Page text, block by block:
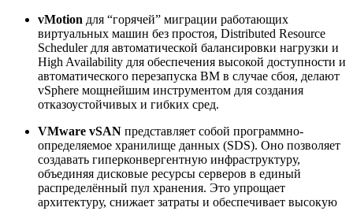
vMotion для “горячей” миграции работающих
виртуальных машин без простоя, Distributed Resource
Scheduler для автоматической балансировки нагрузки и
High Availability для обеспечения высокой доступности и
автоматического перезапуска ВМ в случае сбоя, делают
vSphere мощнейшим инструментом для создания
отказоустойчивых и гибких сред.
VMware vSAN представляет собой программно-
определяемое хранилище данных (SDS). Оно позволяет
создавать гиперконвергентную инфраструктуру,
объединяя дисковые ресурсы серверов в единый
распределённый пул хранения. Это упрощает
архитектуру, снижает затраты и обеспечивает высокую